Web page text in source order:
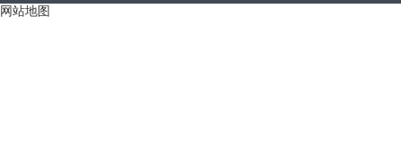
网站地图